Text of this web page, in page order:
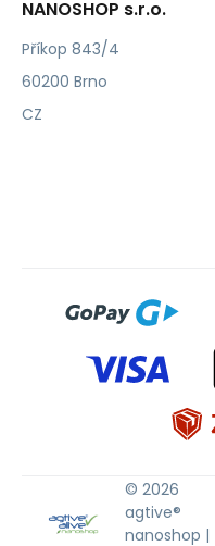
NANOSHOP s.r.o.
Příkop 843/4
60200 Brno
CZ
© 2026
agtive®
nanoshop |